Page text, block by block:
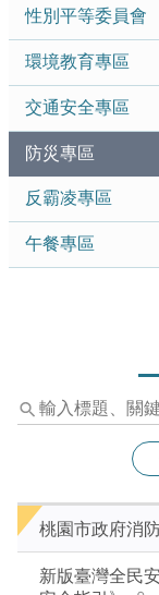
性別平等委員會
環境教育專區
交通安全專區
防災專區
反霸凌專區
午餐專區
輸
入
鍵
字
桃園市政府消
新版臺灣全民